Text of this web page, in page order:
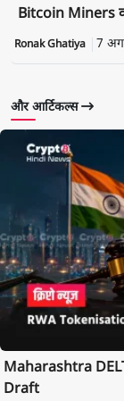
Bitcoin Miners
Ronak Ghatiya 7
और आर्टिकल्स
Maharashtra
Draft